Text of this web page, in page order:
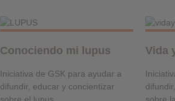
Conociendo mi lupus
Iniciativa de GSK para ayudar a
difundir, educar y concientizar
Vida